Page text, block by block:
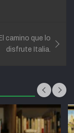
camino que lo
disfrute Italia.